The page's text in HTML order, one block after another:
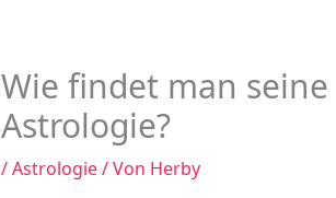
Wie findet man
Astrologie?
/Astrologie/ Von Herby